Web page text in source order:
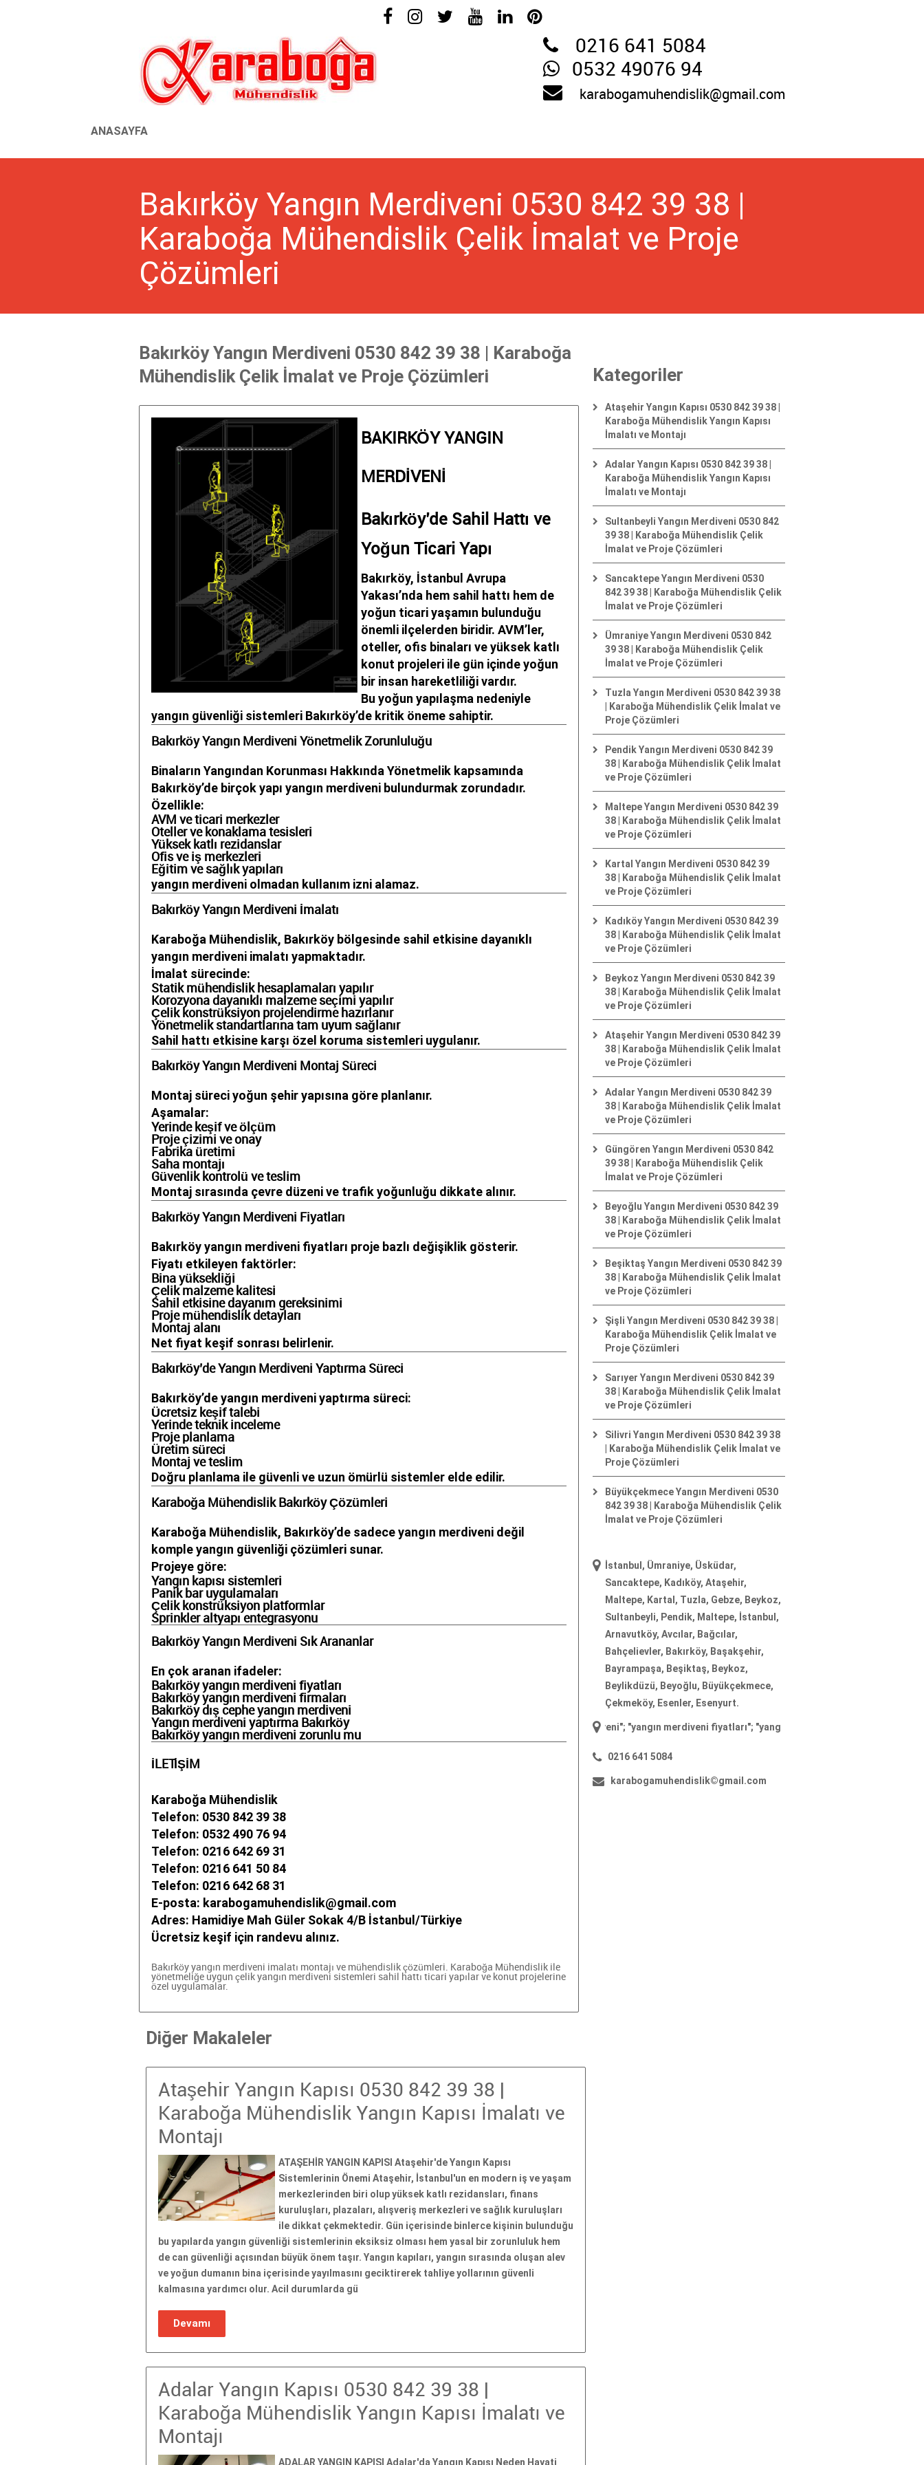
0216 641 5084
0532 49076 94
karabogamuhendislik@gmail.com
ANASAYFA
Bakırköy Yangın Merdiveni 0530 842 39 38 |
Karaboğa Mühendislik Çelik İmalat ve Proje
Çözümleri
Bakırköy Yangın Merdiveni 0530 842 39 38 | Karaboğa
Mühendislik Çelik İmalat ve Proje Çözümleri
BAKIRKÖY YANGIN
MERDİVENİ
Bakırköy’de Sahil Hattı ve
Yoğun Ticari Yapı
Bakırköy, İstanbul Avrupa
Yakası’nda hem sahil hattı hem de
yoğun ticari yaşamın bulunduğu
önemli ilçelerden biridir. AVM’ler,
oteller, ofis binaları ve yüksek katlı
konut projeleri ile gün içinde yoğun
bir insan hareketliliği vardır.
Bu yoğun yapılaşma nedeniyle
yangın güvenliği sistemleri Bakırköy’de kritik öneme sahiptir.
Bakırköy Yangın Merdiveni Yönetmelik Zorunluluğu
Binaların Yangından Korunması Hakkında Yönetmelik kapsamında
Bakırköy’de birçok yapı yangın merdiveni bulundurmak zorundadır.
Özellikle:
AVM ve ticari merkezler
Oteller ve konaklama tesisleri
Yüksek katlı rezidanslar
Ofis ve iş merkezleri
Eğitim ve sağlık yapıları
yangın merdiveni olmadan kullanım izni alamaz.
Bakırköy Yangın Merdiveni İmalatı
Karaboğa Mühendislik, Bakırköy bölgesinde sahil etkisine dayanıklı
yangın merdiveni imalatı yapmaktadır.
İmalat sürecinde:
Statik mühendislik hesaplamaları yapılır
Korozyona dayanıklı malzeme seçimi yapılır
Çelik konstrüksiyon projelendirme hazırlanır
Yönetmelik standartlarına tam uyum sağlanır
Sahil hattı etkisine karşı özel koruma sistemleri uygulanır.
Bakırköy Yangın Merdiveni Montaj Süreci
Montaj süreci yoğun şehir yapısına göre planlanır.
Aşamalar:
Yerinde keşif ve ölçüm
Proje çizimi ve onay
Fabrika üretimi
Saha montajı
Güvenlik kontrolü ve teslim
Montaj sırasında çevre düzeni ve trafik yoğunluğu dikkate alınır.
Bakırköy Yangın Merdiveni Fiyatları
Bakırköy yangın merdiveni fiyatları proje bazlı değişiklik gösterir.
Fiyatı etkileyen faktörler:
Bina yüksekliği
Çelik malzeme kalitesi
Sahil etkisine dayanım gereksinimi
Proje mühendislik detayları
Montaj alanı
Net fiyat keşif sonrası belirlenir.
Bakırköy’de Yangın Merdiveni Yaptırma Süreci
Bakırköy’de yangın merdiveni yaptırma süreci:
Ücretsiz keşif talebi
Yerinde teknik inceleme
Proje planlama
Üretim süreci
Montaj ve teslim
Doğru planlama ile güvenli ve uzun ömürlü sistemler elde edilir.
Karaboğa Mühendislik Bakırköy Çözümleri
Karaboğa Mühendislik, Bakırköy’de sadece yangın merdiveni değil
komple yangın güvenliği çözümleri sunar.
Projeye göre:
Yangın kapısı sistemleri
Panik bar uygulamaları
Çelik konstrüksiyon platformlar
Sprinkler altyapı entegrasyonu
Bakırköy Yangın Merdiveni Sık Arananlar
En çok aranan ifadeler:
Bakırköy yangın merdiveni fiyatları
Bakırköy yangın merdiveni firmaları
Bakırköy dış cephe yangın merdiveni
Yangın merdiveni yaptırma Bakırköy
Bakırköy yangın merdiveni zorunlu mu
İLETİŞİM
Karaboğa Mühendislik
Telefon: 0530 842 39 38
Telefon: 0532 490 76 94
Telefon: 0216 642 69 31
Telefon: 0216 641 50 84
Telefon: 0216 642 68 31
E-posta: karabogamuhendislik@gmail.com
Adres: Hamidiye Mah Güler Sokak 4/B İstanbul/Türkiye
Ücretsiz keşif için randevu alınız.
Bakırköy yangın merdiveni imalatı montajı ve mühendislik çözümleri. Karaboğa Mühendislik ile
yönetmeliğe uygun çelik yangın merdiveni sistemleri sahil hattı ticari yapılar ve konut projelerine
özel uygulamalar.
Diğer Makaleler
Ataşehir Yangın Kapısı 0530 842 39 38 |
Karaboğa Mühendislik Yangın Kapısı İmalatı ve
Montajı
ATAŞEHİR YANGIN KAPISI Ataşehir'de Yangın Kapısı
Sistemlerinin Önemi Ataşehir, İstanbul'un en modern iş ve yaşam
merkezlerinden biri olup yüksek katlı rezidansları, finans
kuruluşları, plazaları, alışveriş merkezleri ve sağlık kuruluşları
ile dikkat çekmektedir. Gün içerisinde binlerce kişinin bulunduğu
bu yapılarda yangın güvenliği sistemlerinin eksiksiz olması hem yasal bir zorunluluk hem
de can güvenliği açısından büyük önem taşır. Yangın kapıları, yangın sırasında oluşan alev
ve yoğun dumanın bina içerisinde yayılmasını geciktirerek tahliye yollarının güvenli
kalmasına yardımcı olur. Acil durumlarda gü
Devamı
Adalar Yangın Kapısı 0530 842 39 38 |
Karaboğa Mühendislik Yangın Kapısı İmalatı ve
Montajı
ADALAR YANGIN KAPISI Adalar'da Yangın Kapısı Neden Hayati
Kategoriler
Ataşehir Yangın Kapısı 0530 842 39 38 |
Karaboğa Mühendislik Yangın Kapısı
İmalatı ve Montajı
Adalar Yangın Kapısı 0530 842 39 38 |
Karaboğa Mühendislik Yangın Kapısı
İmalatı ve Montajı
Sultanbeyli Yangın Merdiveni 0530 842
39 38 | Karaboğa Mühendislik Çelik
İmalat ve Proje Çözümleri
Sancaktepe Yangın Merdiveni 0530
842 39 38 | Karaboğa Mühendislik Çelik
İmalat ve Proje Çözümleri
Ümraniye Yangın Merdiveni 0530 842
39 38 | Karaboğa Mühendislik Çelik
İmalat ve Proje Çözümleri
Tuzla Yangın Merdiveni 0530 842 39 38
| Karaboğa Mühendislik Çelik İmalat ve
Proje Çözümleri
Pendik Yangın Merdiveni 0530 842 39
38 | Karaboğa Mühendislik Çelik İmalat
ve Proje Çözümleri
Maltepe Yangın Merdiveni 0530 842 39
38 | Karaboğa Mühendislik Çelik İmalat
ve Proje Çözümleri
Kartal Yangın Merdiveni 0530 842 39
38 | Karaboğa Mühendislik Çelik İmalat
ve Proje Çözümleri
Kadıköy Yangın Merdiveni 0530 842 39
38 | Karaboğa Mühendislik Çelik İmalat
ve Proje Çözümleri
Beykoz Yangın Merdiveni 0530 842 39
38 | Karaboğa Mühendislik Çelik İmalat
ve Proje Çözümleri
Ataşehir Yangın Merdiveni 0530 842 39
38 | Karaboğa Mühendislik Çelik İmalat
ve Proje Çözümleri
Adalar Yangın Merdiveni 0530 842 39
38 | Karaboğa Mühendislik Çelik İmalat
ve Proje Çözümleri
Güngören Yangın Merdiveni 0530 842
39 38 | Karaboğa Mühendislik Çelik
İmalat ve Proje Çözümleri
Beyoğlu Yangın Merdiveni 0530 842 39
38 | Karaboğa Mühendislik Çelik İmalat
ve Proje Çözümleri
Beşiktaş Yangın Merdiveni 0530 842 39
38 | Karaboğa Mühendislik Çelik İmalat
ve Proje Çözümleri
Şişli Yangın Merdiveni 0530 842 39 38 |
Karaboğa Mühendislik Çelik İmalat ve
Proje Çözümleri
Sarıyer Yangın Merdiveni 0530 842 39
38 | Karaboğa Mühendislik Çelik İmalat
ve Proje Çözümleri
Silivri Yangın Merdiveni 0530 842 39 38
| Karaboğa Mühendislik Çelik İmalat ve
Proje Çözümleri
Büyükçekmece Yangın Merdiveni 0530
842 39 38 | Karaboğa Mühendislik Çelik
İmalat ve Proje Çözümleri
İstanbul, Ümraniye, Üsküdar,
Sancaktepe, Kadıköy, Ataşehir,
Maltepe, Kartal, Tuzla, Gebze, Beykoz,
Sultanbeyli, Pendik, Maltepe, İstanbul,
Arnavutköy, Avcılar, Bağcılar,
Bahçelievler, Bakırköy, Başakşehir,
Bayrampaşa, Beşiktaş, Beykoz,
Beylikdüzü, Beyoğlu, Büyükçekmece,
Çekmeköy, Esenler, Esenyurt.
yangın merdiveni fiyatları"; "yangın merdiveni firmaları
0216 641 5084
karabogamuhendislik©gmail.com